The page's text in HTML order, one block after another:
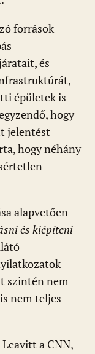
források
és
épületek is
hogy
jelentést
hogy néhány
alapvetően
és kiépíteni
szintén nem
nem teljes
a CNN, –